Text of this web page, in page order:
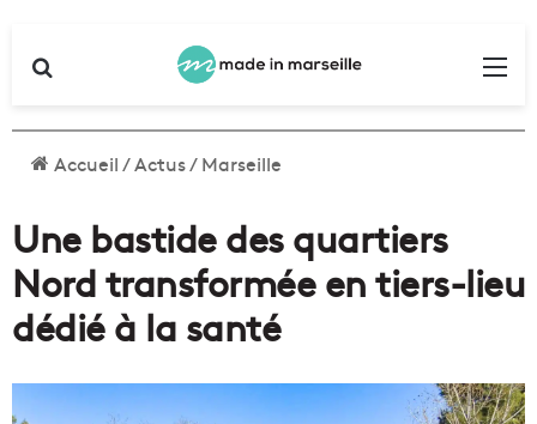
Accueil/Actus/Marseille
Une bastide des quartiers
Nord transformée en tiers-lieu
dédié à la santé